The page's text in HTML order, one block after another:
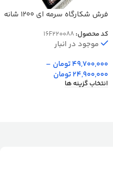
فرش شکارگاه سرمه ای 1200 شانه
کد محصول:16F220088
موجود در انبار
49,700,000تومان –
24,900,000تومان
انتخاب گزینه ها